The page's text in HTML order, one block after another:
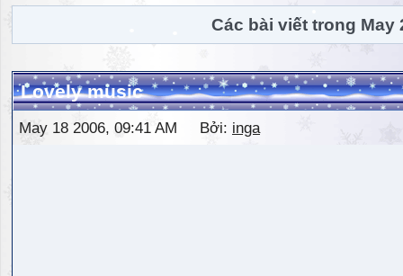
Các bài viết trong May
Lovely music
May 18 2006, 09:41 AM Bởi: inga